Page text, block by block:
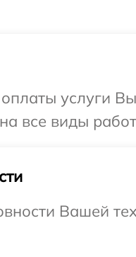
услуги
все виды
Вашей